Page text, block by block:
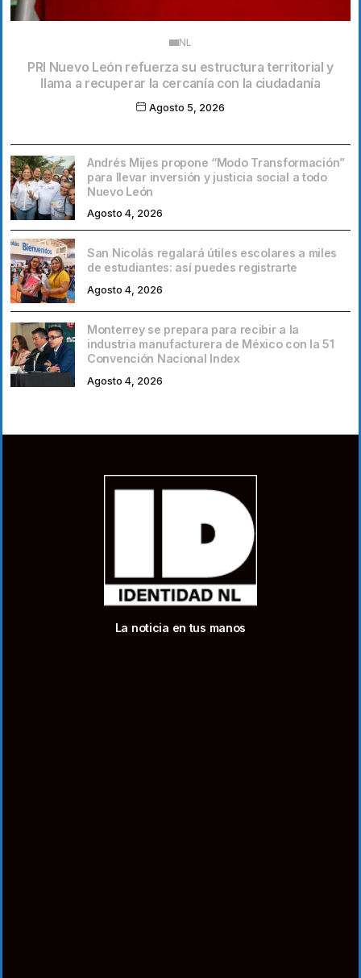
NL
PRI Nuevo León refuerza su estructura territorial y
llama a recuperar la cercanía con la ciudadanía
Agosto 5, 2026
Andrés Mijes propone “Modo Transformación”
para llevar inversión y justicia social a todo
Nuevo León
Agosto 4, 2026
San Nicolás regalará útiles escolares a miles
de estudiantes: así puedes registrarte
Agosto 4, 2026
Monterrey se prepara para recibir a la
industria manufacturera de México con la 51
Convención Nacional Index
Agosto 4, 2026
La noticia en tus manos